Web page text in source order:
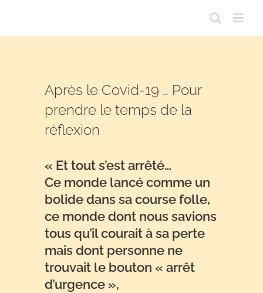
Après le Covid-19 … Pour
prendre le temps de la
réflexion
« Et tout s’est arrêté…
Ce monde lancé comme un
bolide dans sa course folle,
ce monde dont nous savions
tous qu’il courait à sa perte
mais dont personne ne
trouvait le bouton « arrêt
d’urgence »,